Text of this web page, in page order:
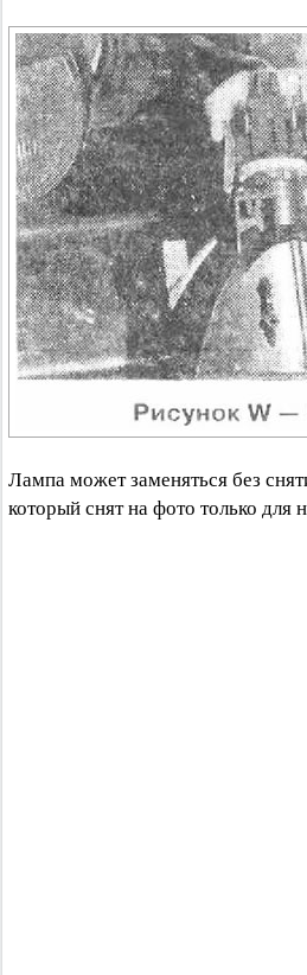
Лампа может заменяться без
который снят на фото только для